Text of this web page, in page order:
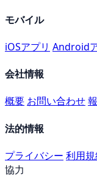
モバイル
iOSアプリ Android
会社情報
概要 お問い合わせ
法的情報
プライバシー 利用
協力